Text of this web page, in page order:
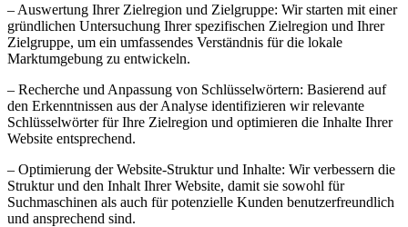
– Auswertung Ihrer Zielregion und Zielgruppe: Wir starten mit einer
gründlichen Untersuchung Ihrer spezifischen Zielregion und Ihrer
Zielgruppe, um ein umfassendes Verständnis für die lokale
Marktumgebung zu entwickeln.
– Recherche und Anpassung von Schlüsselwörtern: Basierend auf
den Erkenntnissen aus der Analyse identifizieren wir relevante
Schlüsselwörter für Ihre Zielregion und optimieren die Inhalte Ihrer
Website entsprechend.
– Optimierung der Website-Struktur und Inhalte: Wir verbessern die
Struktur und den Inhalt Ihrer Website, damit sie sowohl für
Suchmaschinen als auch für potenzielle Kunden benutzerfreundlich
und ansprechend sind.